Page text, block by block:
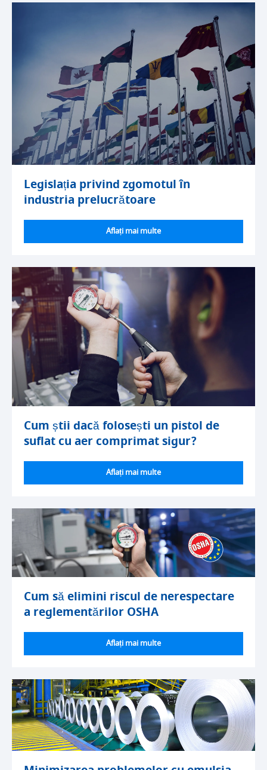
Legislația privind zgomotul în
industria prelucrătoare
Aflați mai multe
Cum știi dacă folosești un pistol de
suflat cu aer comprimat sigur?
Aflați mai multe
Cum să elimini riscul de nerespectare
a reglementărilor OSHA
Aflați mai multe